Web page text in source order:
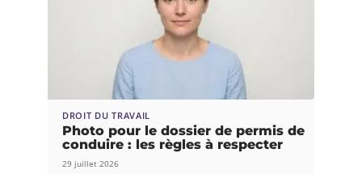
DROIT DU TRAVAIL
Photo pour le dossier de permis de
conduire : les règles à respecter
29 juillet 2026